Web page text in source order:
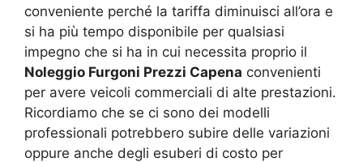
conveniente perché la tariffa diminuisci all’ora e
si ha più tempo disponibile per qualsiasi
impegno che si ha in cui necessita proprio il
Noleggio Furgoni Prezzi Capena convenienti
per avere veicoli commerciali di alte prestazioni.
Ricordiamo che se ci sono dei modelli
professionali potrebbero subire delle variazioni
oppure anche degli esuberi di costo per